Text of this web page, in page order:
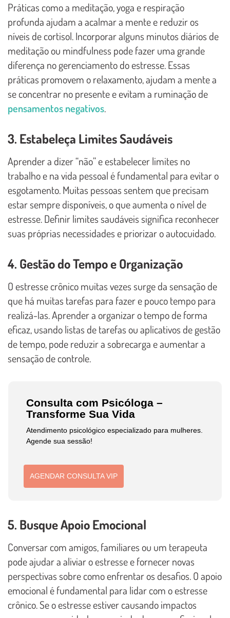
Práticas como a meditação, yoga e respiração
profunda ajudam a acalmar a mente e reduzir os
níveis de cortisol. Incorporar alguns minutos diários de
meditação ou mindfulness pode fazer uma grande
diferença no gerenciamento do estresse. Essas
práticas promovem o relaxamento, ajudam a mente a
se concentrar no presente e evitam a ruminação de
pensamentos negativos.
3. Estabeleça Limites Saudáveis
Aprender a dizer “não” e estabelecer limites no
trabalho e na vida pessoal é fundamental para evitar o
esgotamento. Muitas pessoas sentem que precisam
estar sempre disponíveis, o que aumenta o nível de
estresse. Definir limites saudáveis significa reconhecer
suas próprias necessidades e priorizar o autocuidado.
4. Gestão do Tempo e Organização
O estresse crônico muitas vezes surge da sensação de
que há muitas tarefas para fazer e pouco tempo para
realizá-las. Aprender a organizar o tempo de forma
eficaz, usando listas de tarefas ou aplicativos de gestão
de tempo, pode reduzir a sobrecarga e aumentar a
sensação de controle.
Consulta com Psicóloga –
Transforme Sua Vida
Atendimento psicológico especializado para mulheres.
Agende sua sessão!
AGENDAR CONSULTA VIP
5. Busque Apoio Emocional
Conversar com amigos, familiares ou um terapeuta
pode ajudar a aliviar o estresse e fornecer novas
perspectivas sobre como enfrentar os desafios. O apoio
emocional é fundamental para lidar com o estresse
crônico. Se o estresse estiver causando impactos